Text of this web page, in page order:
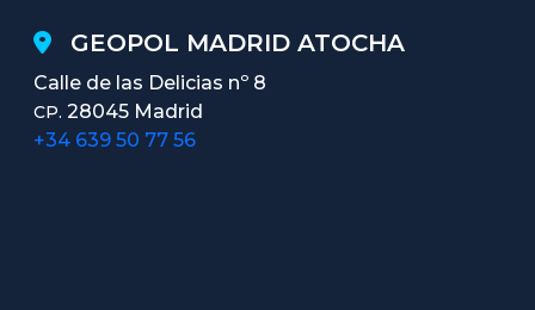
GEOPOL MADRID ATOCHA
Calle de las Delicias nº 8
CP. 28045 Madrid
+34 639 50 77 56